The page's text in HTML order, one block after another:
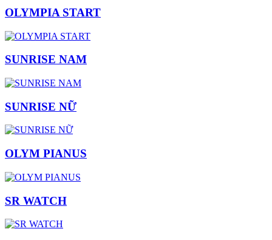
OLYMPIA START
SUNRISE NAM
SUNRISE NỮ
OLYM PIANUS
SR WATCH